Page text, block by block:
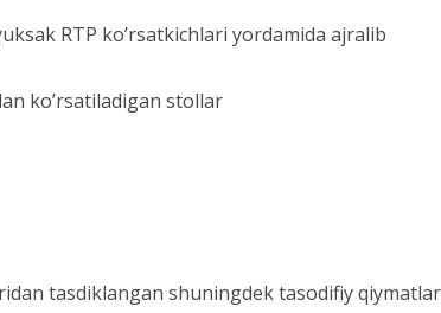
RTP ko’rsatkichlari yordamida ajralib
ko’rsatiladigan stollar
tasdiklangan shuningdek tasodifiy qiymatlar